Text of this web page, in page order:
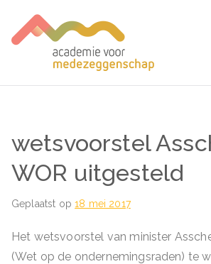
naar
de
wetsvoorstel
WOR uitgesteld
Geplaatst op18 mei 2017
Het wetsvoorstel van minister
(Wet op de ondernemingsraden) te